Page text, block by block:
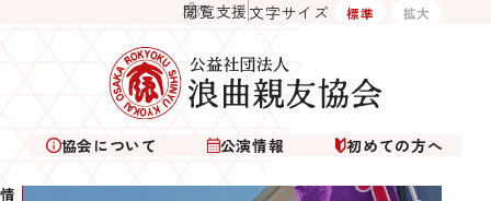
閲覧支援 文字サイズ 標準 拡大
協会について 公演情報 初めての方へ